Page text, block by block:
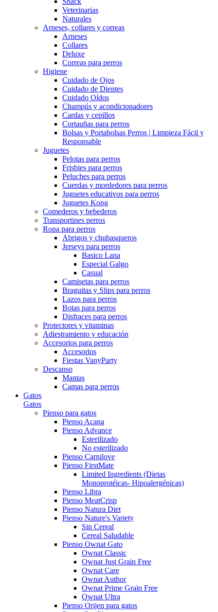
Veterinarias
Naturales
Arneses, collares y correas
Arneses
Collares
Deluxe
Correas para perros
Higiene
Cuidado de Ojos
Cuidado de Dientes
Cuidado Oídos
Champús y acondicionadores
Cardas y cepillos
Cortauñas para perros
Bolsas y Portabolsas Perros | Limpieza Fácil y
Responsable
Juguetes
Pelotas para perros
Frisbies para perros
Peluches para perros
Cuerdas y mordedores para perros
Juguetes educativos para perros
Juguetes Kong
Comederos y bebederos
Transportines perros
Ropa para perros
Abrigos y chubasqueros
Jerseys para perros
Basico Lana
Especial Galgo
Casual
Camisetas para perros
Braguitas y Slips para perros
Lazos para perros
Botas para perros
Disfraces para perros
Protectores y vitaminas
Adiestramiento y educación
Accesorios para perros
Accesorios
Fiestas VanyParty
Descanso
Mantas
Camas para perros
Gatos
Gatos
Pienso para gatos
Pienso Acana
Pienso Advance
Esterilizado
No esterilizado
Pienso Carnilove
Pienso FirstMate
Limited Ingredients (Dietas
Monoprotéicas- Hipoalergénicas)
Pienso Libra
Pienso MeatCrisp
Pienso Natura Diet
Pienso Nature's Variety
Sin Cereal
Cereal Saludable
Pienso Ownat Gato
Ownat Classic
Ownat Just Grain Free
Ownat Care
Ownat Author
Ownat Prime Grain Free
Ownat Ultra
Pienso Orijen para gatos